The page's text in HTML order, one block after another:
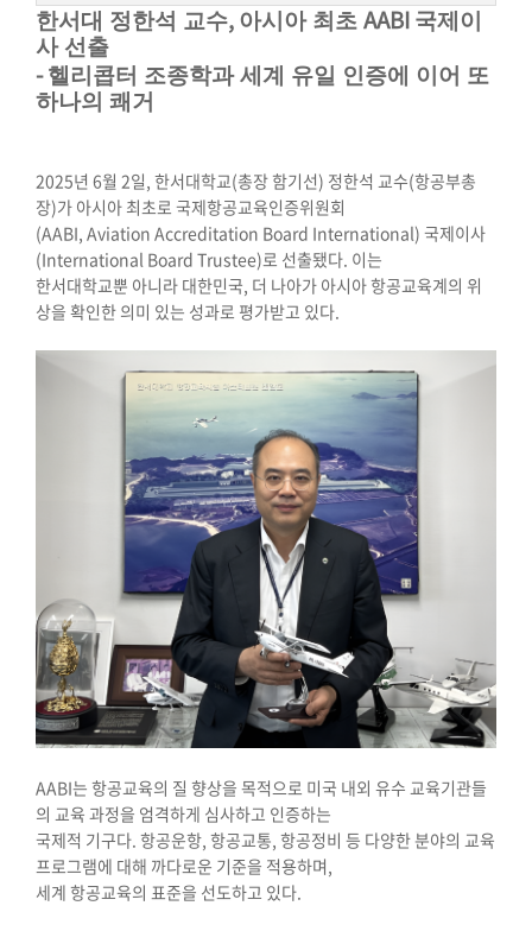
한서대 정한석 교수, 아시아 최초 AABI 국제이
사 선출
-헬리콥터 조종학과 세계 유일 인증에 이어 또
하나의 쾌거
2025년 6월 2일 한서대학교(총장 함기선) 정한석 교수(항공부총
장)가 아시아 최초로 국제항공교육인증위원회
(AABI, Aviation Accreditation Board International) 국제이사
(International Board Trustee)로 선출됐다 이는
한서대학교뿐 아니라 대한민국 더 나아가 아시아 항공교육계의 위
상을 확인한 의미 있는 성과로 평가받고 있다
AABI는 항공교육의 질 향상을 목적으로 미국 내외 유수 교육기관들
의 교육 과정을 엄격하게 심사하고 인증하는
국제적 기구다. 항공운항, 항공교통, 항공정비 등 다양한 분야의 교육
프로그램에 대해 까다로운 기준을 적용하며,
세계 항공교육의 표준을 선도하고 있다.